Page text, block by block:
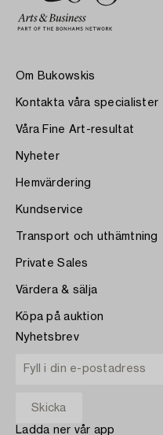
Om Bukowskis
Kontakta våra specialister
Våra Fine Art-resultat
Nyheter
Hemvärdering
Kundservice
Transport och uthämtning
Private Sales
Värdera & sälja
Köpa på auktion
Nyhetsbrev
Ladda ner vår app